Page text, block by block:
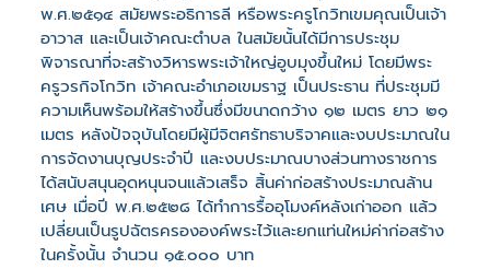
พ.ศ.๒๕๑๔ สมัยพระอธิการลี หรือพระครูโกวิทเขมคุณเป็นเจ้า
อาวาส และเป็นเจ้าคณะตำบล ในสมัยนั้นได้มีการประชุม
พิจารณาที่จะสร้างวิหารพระเจ้าใหญ่อูบมุงขึ้นใหม่ โดยมีพระ
ครูวรกิจโกวิท เจ้าคณะอำเภอเขมราฐ เป็นประธาน ที่ประชุมมี
ความเห็นพร้อมให้สร้างขึ้นซึ่งมีขนาดกว้าง ๑๒ เมตร ยาว ๒๑
เมตร หลังปัจจุบันโดยมีผู้มีจิตศรัทธาบริจาคและงบประมาณใน
การจัดงานบุญประจำปี และงบประมาณบางส่วนทางราชการ
ได้สนับสนุนอุดหนุนจนแล้วเสร็จ สิ้นค่าก่อสร้างประมาณล้าน
เศษ เมื่อปี พ.ศ.๒๕๒๘ ได้ทำการรื้ออุโมงค์หลังเก่าออก แล้ว
เปลี่ยนเป็นรูปฉัตรครององค์พระไว้และยกแท่นใหม่ค่าก่อสร้าง
ในครั้งนั้น จำนวน ๑๕.๐๐๐ บาท